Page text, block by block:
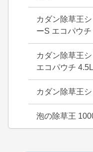
カダン除草王
ーS エコパウチ
カダン除草王
エコパウチ 4.5L
カダン除草王
泡の除草王